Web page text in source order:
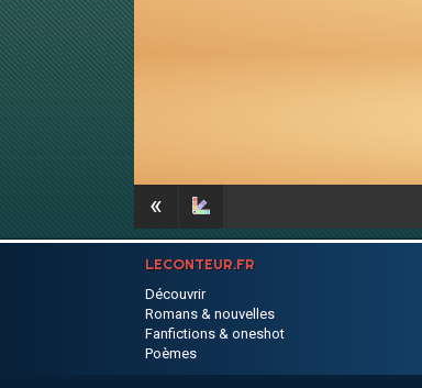
«
LECONTEUR.FR
Découvrir
Romans & nouvelles
Fanfictions & oneshot
Poèmes